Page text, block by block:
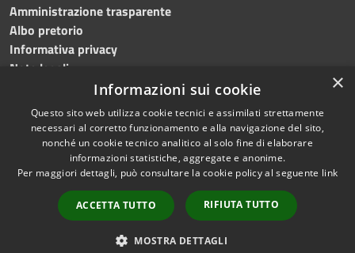
Amministrazione trasparente
Albo pretorio
Informativa privacy
Note legali
Dichiarazione di accessibilità
Accessibilità
Copyright © 2026 • Comune di
Martinengo • Powered by
Municipium•
Accesso
redazione
×
Informazioni sui cookie
Questo sito web utilizza cookie tecnici e assimilati strettamente
necessari al corretto funzionamento e alla navigazione del sito,
nonché un cookie tecnico analitico al solo fine di elaborare
informazioni statistiche, aggregate e anonime.
Per maggiori dettagli, può consultare la cookie policy al seguente link
ACCETTA TUTTO RIFIUTA TUTTO
MOSTRA DETTAGLI